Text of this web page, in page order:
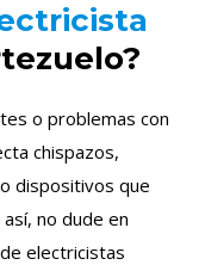
o problemas con
chispazos,
dispositivos que
no dude en
electricistas